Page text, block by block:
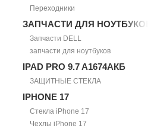
Переходники
ЗАПЧАСТИ ДЛЯ НОУТБУКОВ
Запчасти DELL
запчасти для ноутбуков
IPAD PRO 9.7 A1674АКБ
ЗАЩИТНЫЕ СТЕКЛА
IPHONE 17
Стекла iPhone 17
Чехлы iPhone 17